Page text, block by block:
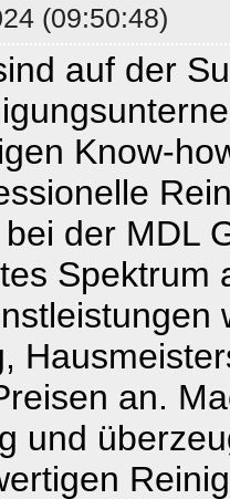
(09:50:48)
auf der
Know-
der MDL
Spektrum
an.
und